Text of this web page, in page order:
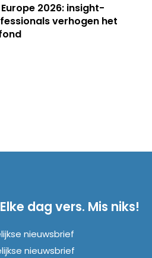
Europe 2026: insight-
verhogen het
dag vers. Mis niks!
nieuwsbrief
nieuwsbrief